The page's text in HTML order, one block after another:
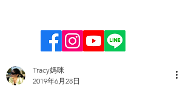
Tracy媽咪
2019年6月28日